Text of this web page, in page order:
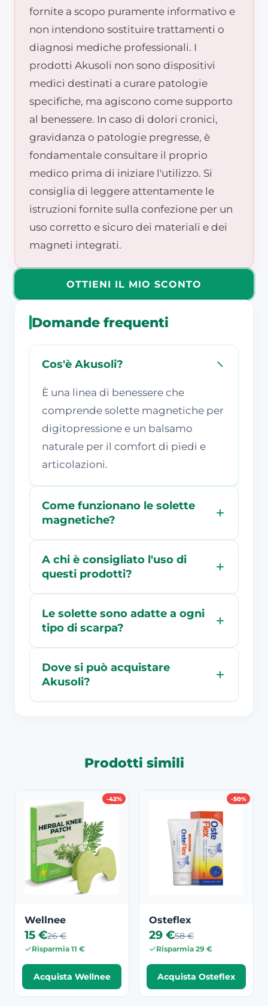
fornite a scopo puramente informativo e
non intendono sostituire trattamenti o
diagnosi mediche professionali. I
prodotti Akusoli non sono dispositivi
medici destinati a curare patologie
specifiche, ma agiscono come supporto
al benessere. In caso di dolori cronici,
gravidanza o patologie pregresse, è
fondamentale consultare il proprio
medico prima di iniziare l'utilizzo. Si
consiglia di leggere attentamente le
istruzioni fornite sulla confezione per un
uso corretto e sicuro dei materiali e dei
magneti integrati.
OTTIENI IL MIO SCONTO
Domande frequenti
Cos'è Akusoli?
È una linea di benessere che
comprende solette magnetiche per
digitopressione e un balsamo
naturale per il comfort di piedi e
articolazioni.
Come funzionano le solette
magnetiche?
A chi è consigliato l'uso di
questi prodotti?
Le solette sono adatte a ogni
tipo di scarpa?
Dove si può acquistare
Akusoli?
Prodotti simili
-42%
Wellnee
15 €26 €
Risparmia 11 €
Acquista Wellnee
-50%
Osteflex
29 €58 €
Risparmia 29 €
Acquista Osteflex